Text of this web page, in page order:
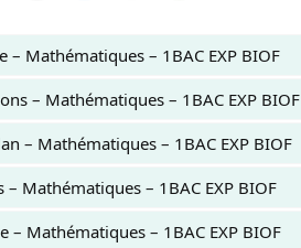
Mathématiques – 1BAC EXP BIOF
– Mathématiques – 1BAC EXP BIOF
– Mathématiques – 1BAC EXP BIOF
Mathématiques – 1BAC EXP BIOF
Mathématiques – 1BAC EXP BIOF